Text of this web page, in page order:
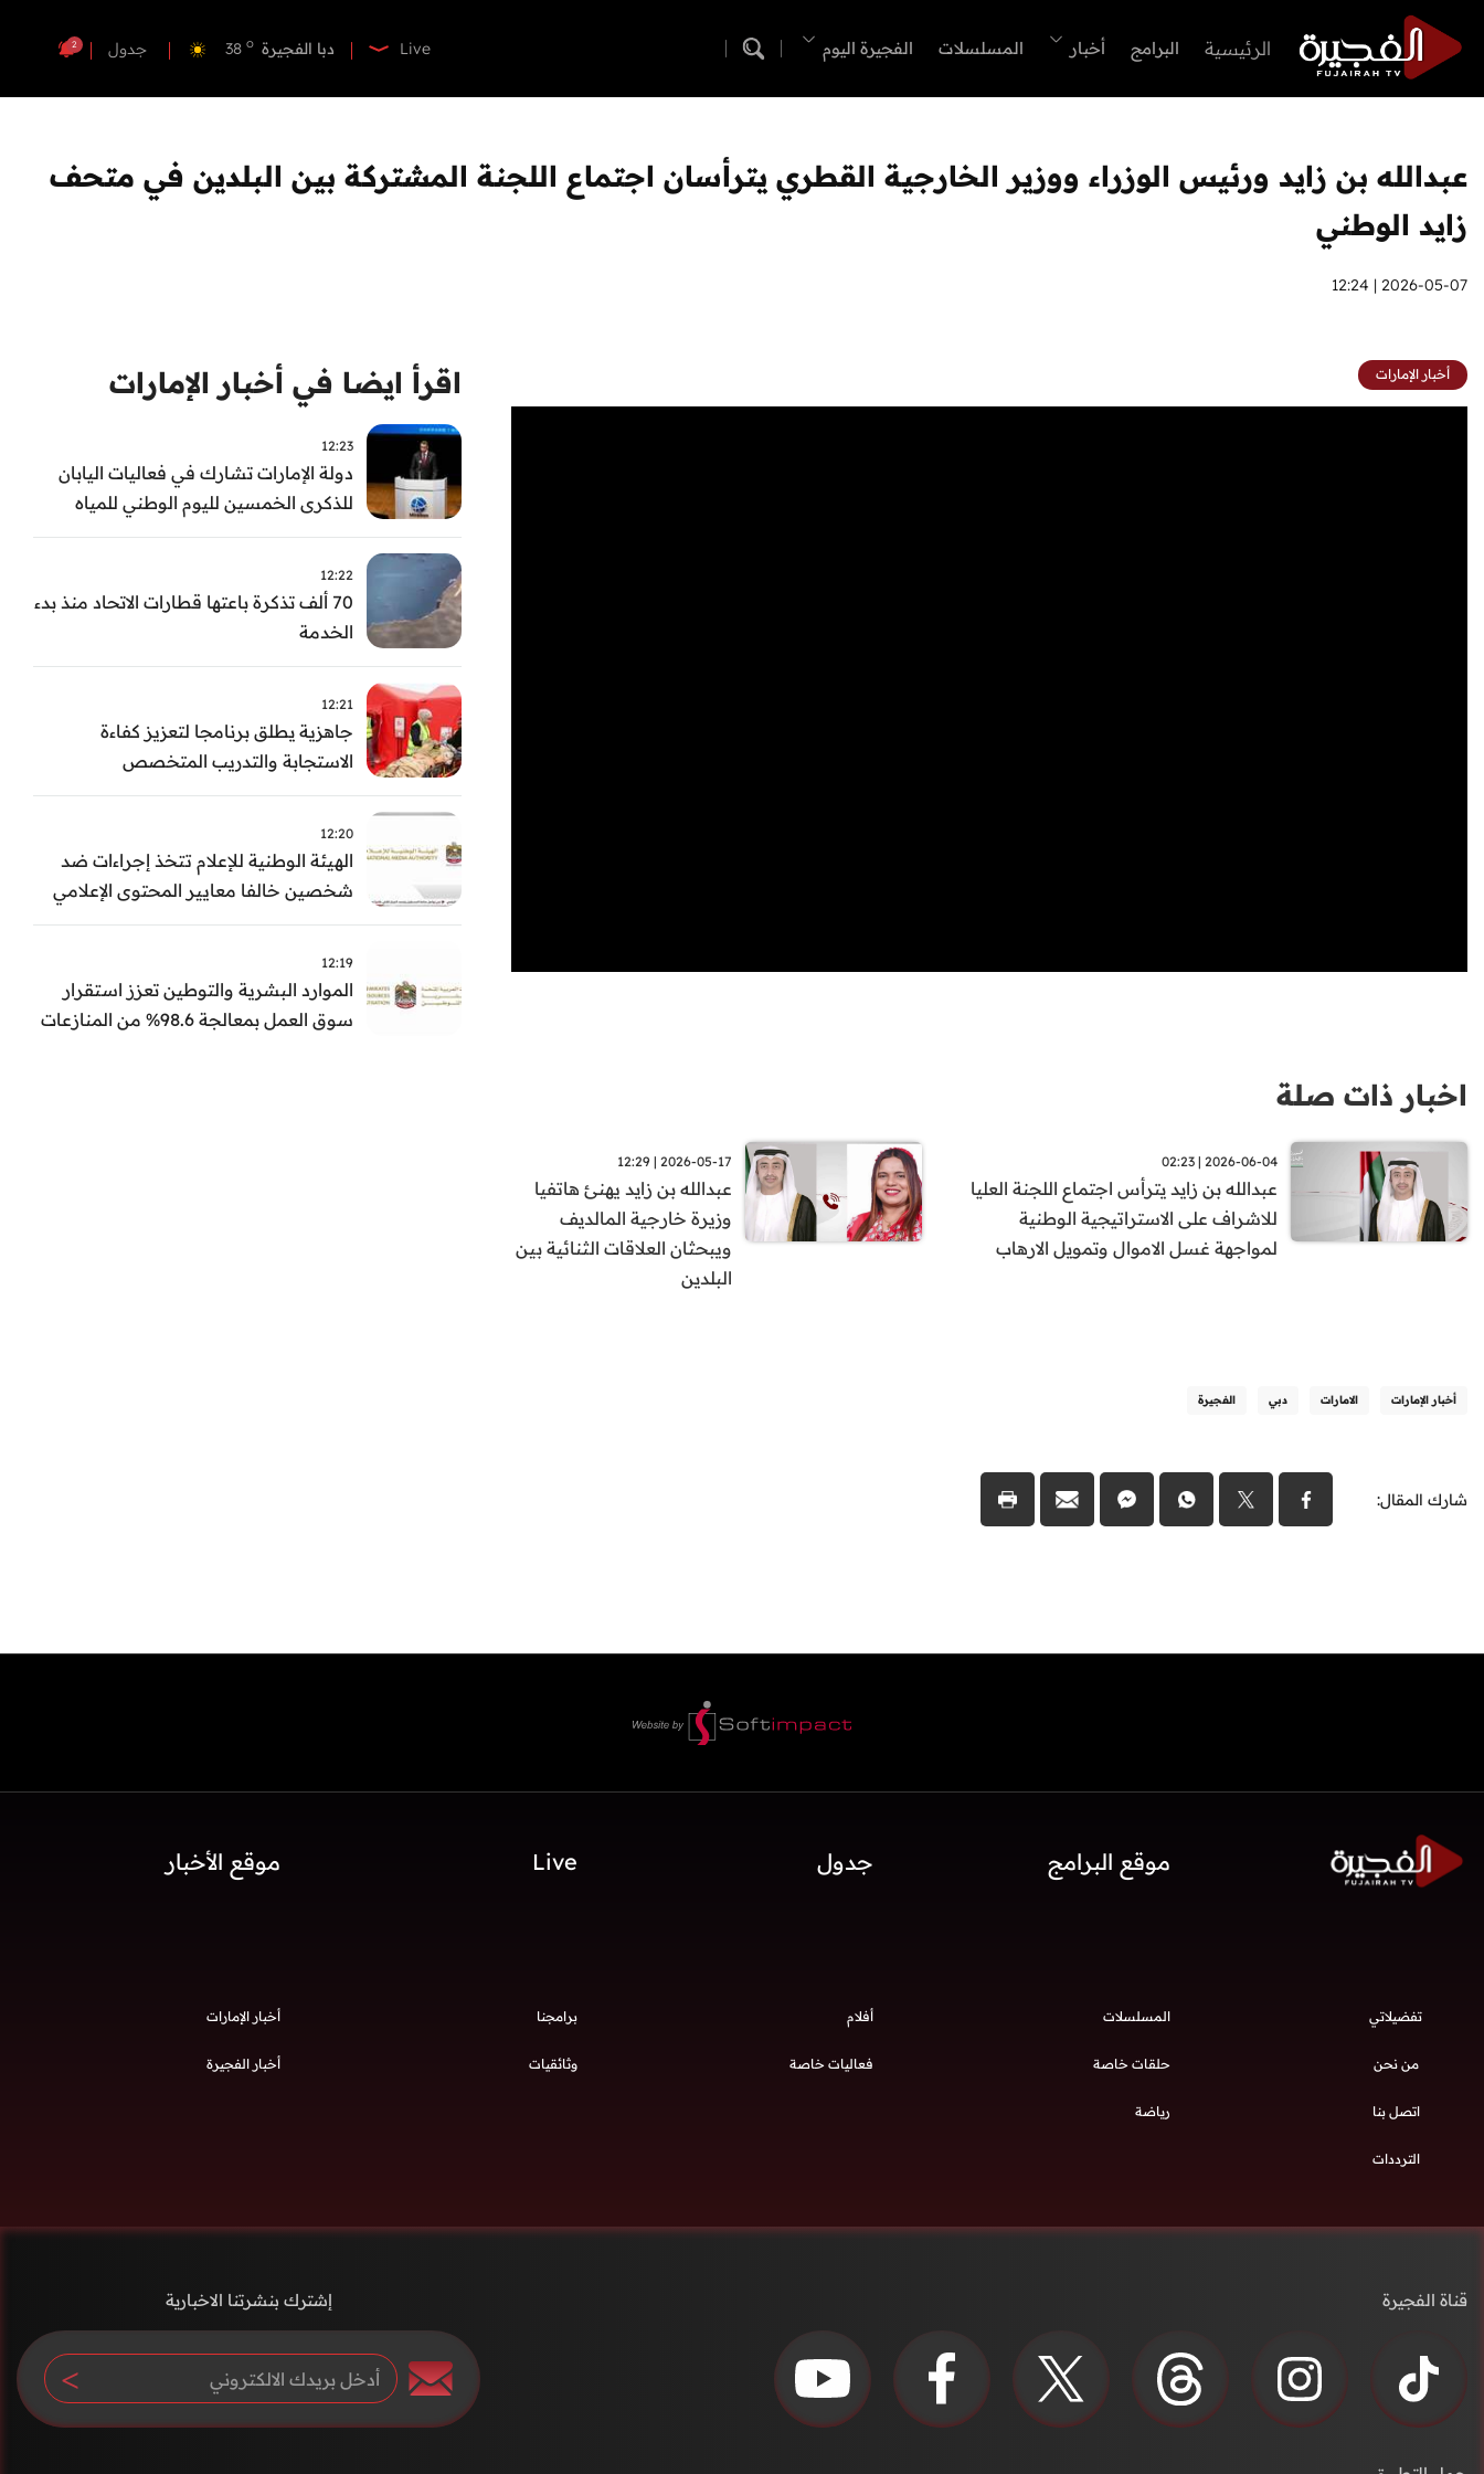
الرئيسية البرامج أخبار المسلسلات الفجيرة اليوم Live دبا الفجيرة 38 o
أم القيوين 39 o
جدول 2
عبدالله بن زايد ورئيس الوزراء ووزير الخارجية القطري يترأسان اجتماع اللجنة المشتركة بين البلدين في متحف
زايد الوطني
2026-05-07 | 12:24
أخبار الإمارات
اخبار ذات صلة
2026-06-04 | 02:23
عبدالله بن زايد يترأس اجتماع اللجنة العليا
للاشراف على الاستراتيجية الوطنية
لمواجهة غسل الاموال وتمويل الارهاب
2026-05-17 | 12:29
عبدالله بن زايد يهنئ هاتفيا
وزيرة خارجية المالديف
ويبحثان العلاقات الثنائية بين
البلدين
أخبار الإمارات الامارات دبي الفجيرة
شارك المقال:
اقرأ ايضا في أخبار الإمارات
12:23
دولة الإمارات تشارك في فعاليات اليابان
للذكرى الخمسين لليوم الوطني للمياه
وأسبوع المياه
12:22
70 ألف تذكرة باعتها قطارات الاتحاد منذ بدء
الخدمة
12:21
جاهزية يطلق برنامجا لتعزيز كفاءة
الاستجابة والتدريب المتخصص
12:20
الهيئة الوطنية للإعلام تتخذ إجراءات ضد
شخصين خالفا معايير المحتوى الإعلامي
12:19
الموارد البشرية والتوطين تعزز استقرار
سوق العمل بمعالجة 98.6% من المنازعات
موقع البرامج جدول Live موقع الأخبار
تفضيلاتي
من نحن
اتصل بنا
الترددات
المسلسلات أفلام برامجنا
حلقات خاصة فعاليات خاصة وثائقيات
رياضة
أخبار الإمارات
أخبار الفجيرة
قناة الفجيرة إشترك بنشرتنا الاخبارية